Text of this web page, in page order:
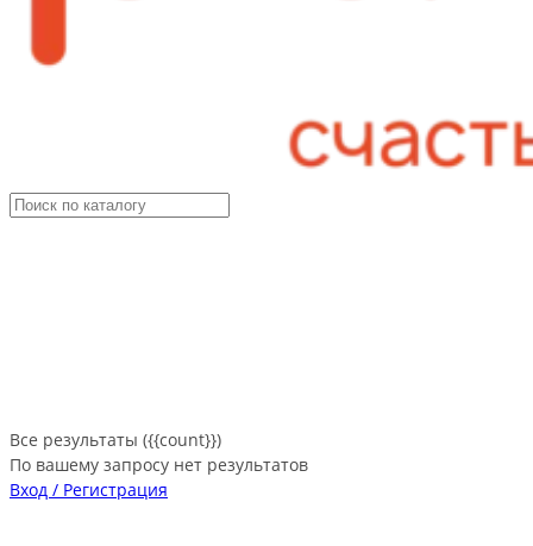
Все результаты ({{count}})
По вашему запросу нет результатов
Вход / Регистрация